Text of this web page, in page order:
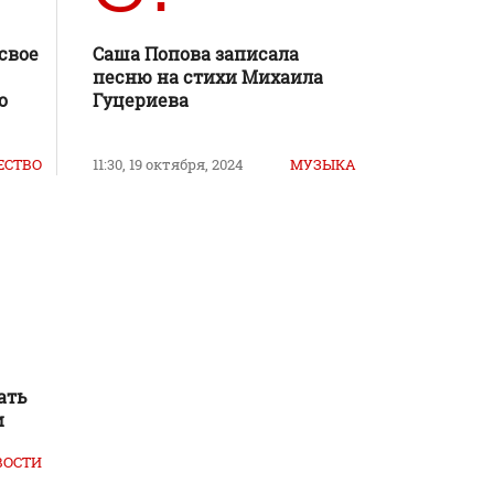
Саша Попова записала
песню на стихи Михаила
Гуцериева
11:30, 19 октября, 2024 МУЗЫКА